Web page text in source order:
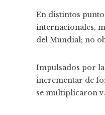
En distintos
internacionales,
del Mundial; no
Impulsados por
incrementar de
se multiplicaron